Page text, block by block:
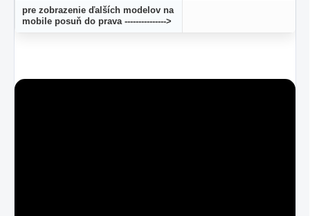
pre zobrazenie ďalších modelov na
mobile posuň do prava --------------->